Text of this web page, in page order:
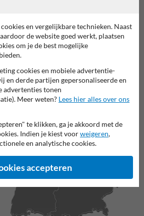
en vergelijkbare technieken. Naast
de website goed werkt, plaatsen
om je de best mogelijke
cookies en mobiele advertentie-
en derde partijen gepersonaliseerde en
advertenties tonen
Meer weten? Lees hier alles over ons
te klikken, ga je akkoord met de
Indien je kiest voorweigeren,
en analytische cookies.
accepteren